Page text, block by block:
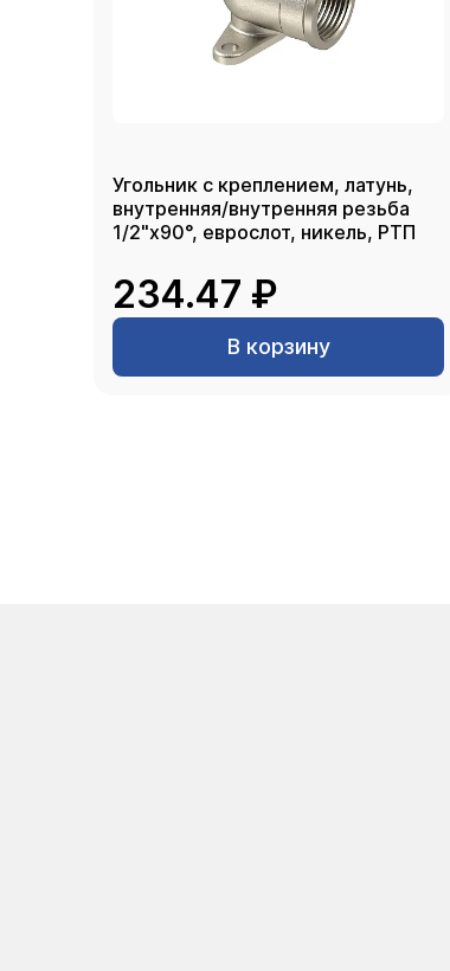
Угольник с креплением, латунь,
внутренняя/внутренняя резьба
1/2"х90°, еврослот, никель, РТП
234.47 ₽
В корзину